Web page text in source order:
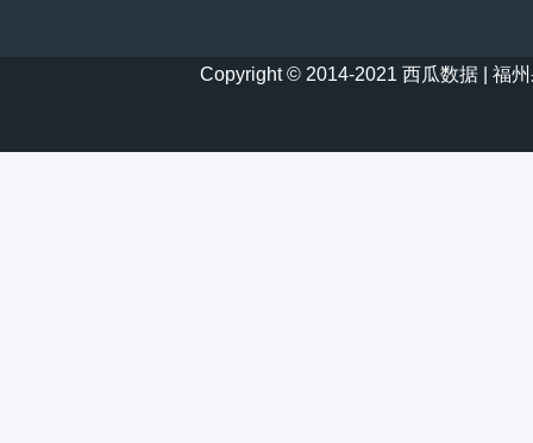
Copyright © 2014-2021 西瓜数据 | 福